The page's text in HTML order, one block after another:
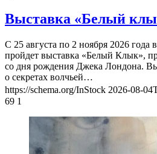
Выставка «Белый
С 25 августа по 2 ноября 2026 года
пройдет выставка «Белый Клык»,
со дня рождения Джека Лондона.
о секретах волчьей…
https://schema.org/InStock 2026-08-
69 1